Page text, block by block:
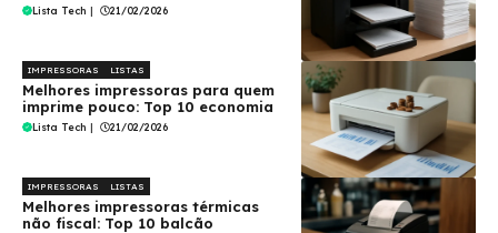
Lista Tech | 21/02/2026
IMPRESSORAS LISTAS
Melhores impressoras para quem
imprime pouco: Top 10 economia
Lista Tech | 21/02/2026
IMPRESSORAS LISTAS
Melhores impressoras térmicas
não fiscal: Top 10 balcão